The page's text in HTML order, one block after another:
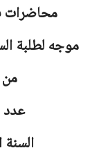
محاضرات
موجه لطلبة
عدد
السنة